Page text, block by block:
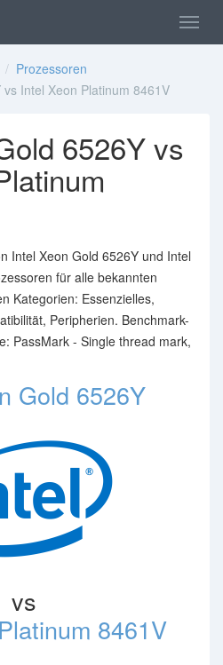
/ Prozessoren
Intel Xeon Platinum 8461V
6526Y vs
Intel Xeon Gold 6526Y und Intel
für alle bekannten
Kategorien: Essenzielles,
Peripherien. Benchmark-
PassMark - Single thread mark,
Gold 6526Y
vs
8461V